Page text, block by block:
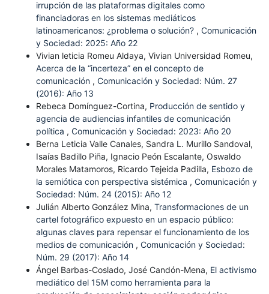
irrupción de las plataformas digitales como
financiadoras en los sistemas mediáticos
latinoamericanos: ¿problema o solución? , Comunicación
y Sociedad: 2025: Año 22
Vivian leticia Romeu Aldaya, Vivian Universidad Romeu,
Acerca de la “incerteza” en el concepto de
comunicación , Comunicación y Sociedad: Núm. 27
(2016): Año 13
Rebeca Domínguez-Cortina, Producción de sentido y
agencia de audiencias infantiles de comunicación
política , Comunicación y Sociedad: 2023: Año 20
Berna Leticia Valle Canales, Sandra L. Murillo Sandoval,
Isaías Badillo Piña, Ignacio Peón Escalante, Oswaldo
Morales Matamoros, Ricardo Tejeida Padilla, Esbozo de
la semiótica con perspectiva sistémica , Comunicación y
Sociedad: Núm. 24 (2015): Año 12
Julián Alberto González Mina, Transformaciones de un
cartel fotográfico expuesto en un espacio público:
algunas claves para repensar el funcionamiento de los
medios de comunicación , Comunicación y Sociedad:
Núm. 29 (2017): Año 14
Ángel Barbas-Coslado, José Candón-Mena, El activismo
mediático del 15M como herramienta para la